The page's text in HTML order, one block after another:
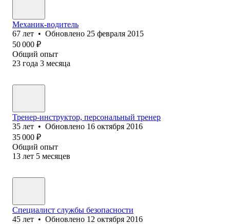
Механик-водитель
67 лет • Обновлено 25 февраля 2015
50 000 ₽
Общий опыт
23 года 3 месяца
Тренер-инструктор, персональный тренер
35 лет • Обновлено 16 октября 2016
35 000 ₽
Общий опыт
13 лет 5 месяцев
Специалист службы безопасности
45 лет • Обновлено 12 октября 2016